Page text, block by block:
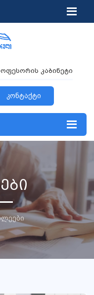
კაბინეტი
კონტაქტი